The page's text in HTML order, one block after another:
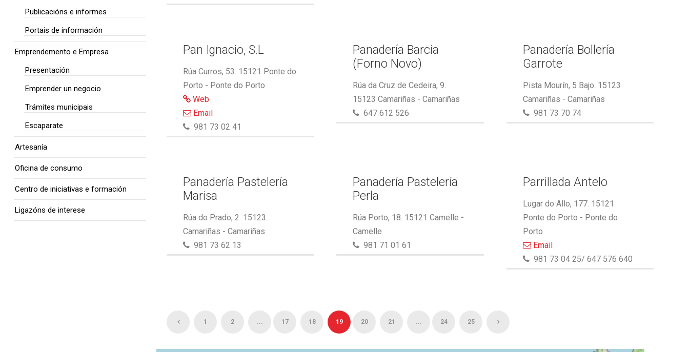
Pan Ignacio, S.L
Rúa Curros, 53. 15121 Ponte do
Porto - Ponte do Porto
Web
Email
981 73 02 41
Panadería Barcia
(Forno Novo)
Rúa da Cruz de Cedeira, 9.
15123 Camariñas - Camariñas
647 612 526
Panadería Bollería
Garrote
Pista Mourín, 5 Bajo. 15123
Camariñas - Camariñas
981 73 70 74
Panadería Pastelería
Marisa
Rúa do Prado, 2. 15123
Camariñas - Camariñas
981 73 62 13
Panadería Pastelería
Perla
Rúa Porto, 18. 15121 Camelle -
Camelle
981 71 01 61
Parrillada Antelo
Lugar do Allo, 177. 15121
Ponte do Porto - Ponte do
Porto
Email
981 73 04 25/ 647 576 640
1 2 ... 17 18 19 20 21 ... 24 25
Publicacións e informes
Portais de información
Emprendemento e Empresa
Presentación
Emprender un negocio
Trámites municipais
Escaparate
Artesanía
Oficina de consumo
Centro de iniciativas e formación
Ligazóns de interese